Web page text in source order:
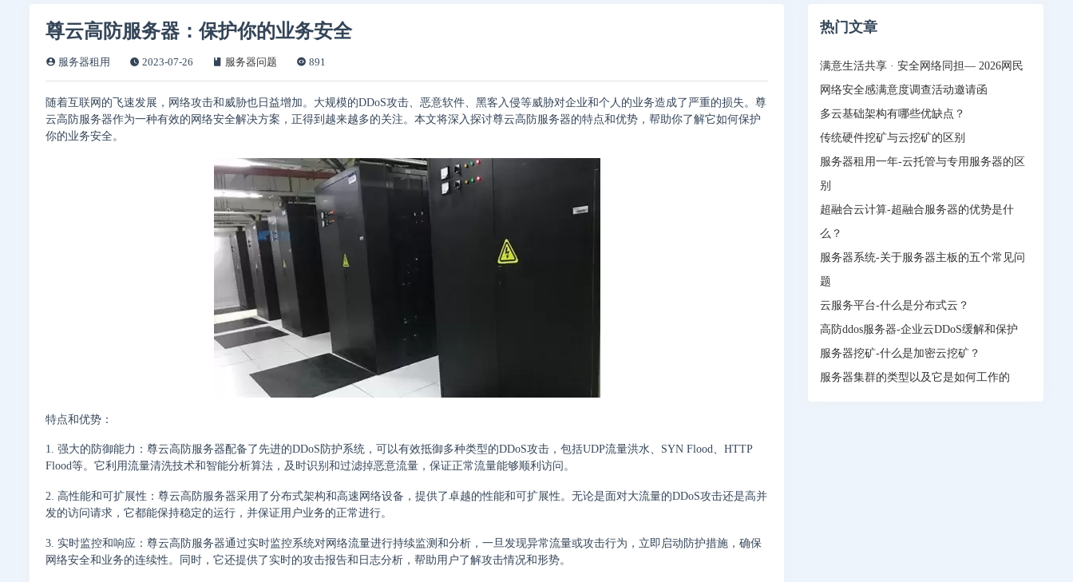
尊云高防服务器：保护你的业务安全
服务器租用 2023-07-26 服务器问题 891
随着互联网的飞速发展，网络攻击和威胁也日益增加。大规模的DDoS攻击、恶意软件、黑客入侵等威胁对企业和个人的业务造成了严重的损失。尊
云高防服务器作为一种有效的网络安全解决方案，正得到越来越多的关注。本文将深入探讨尊云高防服务器的特点和优势，帮助你了解它如何保护
你的业务安全。
特点和优势：
1. 强大的防御能力：尊云高防服务器配备了先进的DDoS防护系统，可以有效抵御多种类型的DDoS攻击，包括UDP流量洪水、SYN Flood、HTTP
Flood等。它利用流量清洗技术和智能分析算法，及时识别和过滤掉恶意流量，保证正常流量能够顺利访问。
2. 高性能和可扩展性：尊云高防服务器采用了分布式架构和高速网络设备，提供了卓越的性能和可扩展性。无论是面对大流量的DDoS攻击还是高并
发的访问请求，它都能保持稳定的运行，并保证用户业务的正常进行。
3. 实时监控和响应：尊云高防服务器通过实时监控系统对网络流量进行持续监测和分析，一旦发现异常流量或攻击行为，立即启动防护措施，确保
网络安全和业务的连续性。同时，它还提供了实时的攻击报告和日志分析，帮助用户了解攻击情况和形势。
热门文章
满意生活共享 · 安全网络同担— 2026网民
网络安全感满意度调查活动邀请函
多云基础架构有哪些优缺点？
传统硬件挖矿与云挖矿的区别
服务器租用一年-云托管与专用服务器的区
别
超融合云计算-超融合服务器的优势是什
么？
服务器系统-关于服务器主板的五个常见问
题
云服务平台-什么是分布式云？
高防ddos服务器-企业云DDoS缓解和保护
服务器挖矿-什么是加密云挖矿？
服务器集群的类型以及它是如何工作的